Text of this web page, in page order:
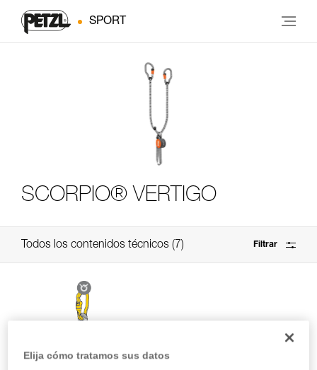
SPORT
SCORPIO® VERTIGO
Todos los contenidos técnicos 7 Filtrar
Elección del mosquetón para la punta del
Elija cómo tratamos sus datos